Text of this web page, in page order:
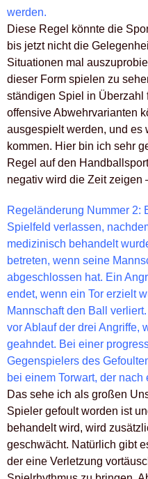
werden.
Diese Regel könnte die
bis jetzt nicht die
Situationen mal
dieser Form spielen zu
ständigen Spiel in Überzahl
offensive Abwehrvarianten
ausgespielt werden, und es
kommen. Hier bin ich sehr
Regel auf den
negativ wird die Zeit zeigen
Regeländerung Nummer 2:
Spielfeld verlassen,
medizinisch behandelt
betreten, wenn seine
abgeschlossen hat. Ein
endet, wenn ein Tor erzielt
Mannschaft den Ball
vor Ablauf der drei Angriffe,
geahndet. Bei einer
Gegenspielers des
bei einem Torwart, der
Das sehe ich als großen
Spieler gefoult worden ist
behandelt wird, wird
geschwächt. Natürlich gibt
der eine Verletzung